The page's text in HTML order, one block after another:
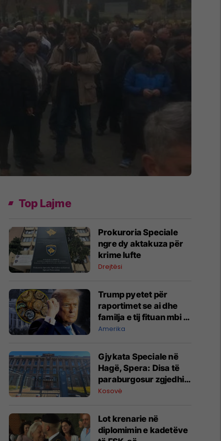
Top Lajme
Prokuroria Speciale
ngre dy aktakuza për
krime lufte
Drejtësi
Trump pyetet për
raportimet se ai dhe
familja e tij fituan mbi 1
miliard dollarë në
Amerika
Gjykata Speciale në
Hagë, Spera: Disa të
paraburgosur zgjedhin
takime private me
Kosovë
Lot krenarie në
diplomimin e kadetëve